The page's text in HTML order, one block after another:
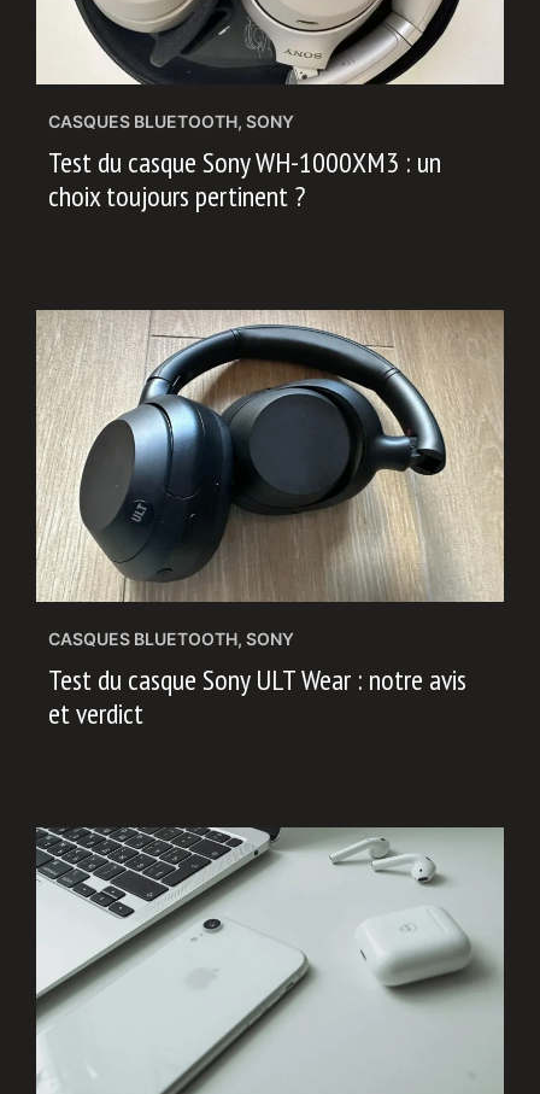
CASQUES BLUETOOTH, SONY
Test du casque Sony WH-1000XM3 : un
choix toujours pertinent ?
CASQUES BLUETOOTH, SONY
Test du casque Sony ULT Wear : notre avis
et verdict